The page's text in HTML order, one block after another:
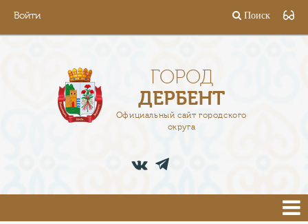
Войти Поиск
ГОРОД
ДЕРБЕНТ
Официальный сайт городского
округа
АДМИНИСТРАЦИЯ